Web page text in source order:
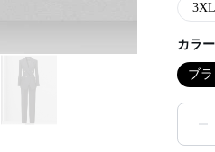
3XL
カラー
ブ